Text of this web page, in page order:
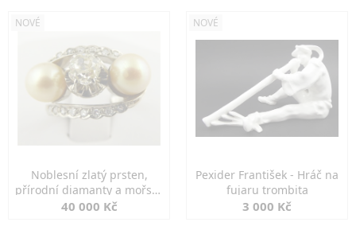
NOVÉ
Noblesní zlatý prsten,
přírodní diamanty a mořské
perly
40 000 Kč
NOVÉ
Pexider František - Hráč na
fujaru trombita
3 000 Kč